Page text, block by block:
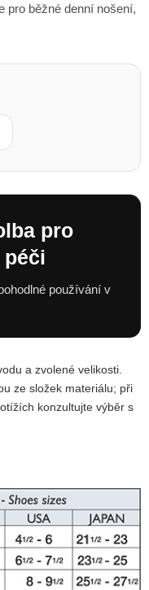
pro běžné denní nošení,
pro
péči
používání v
a zvolené velikosti.
ze složek materiálu; při
konzultujte výběr s